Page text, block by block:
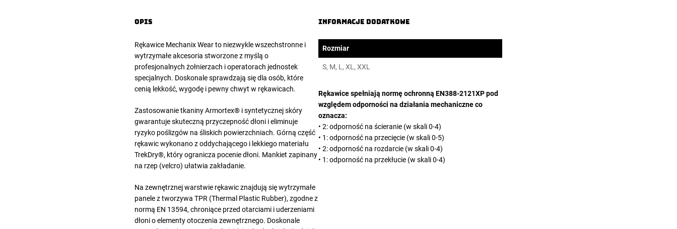
Opis
Rękawice Mechanix Wearto niezwykle wszechstronne i
wytrzymałe akcesoria stworzone z myślą o
profesjonalnych żołnierzach i operatorach jednostek
specjalnych. Doskonale sprawdzają się dla osób, które
cenią lekkość, wygodę i pewny chwyt w rękawicach.
Zastosowanie tkaniny Armortex® i syntetycznej skóry
gwarantuje skuteczną przyczepność dłoni i eliminuje
ryzyko poślizgów na śliskich powierzchniach. Górną część
rękawic wykonano z oddychającego i lekkiego materiału
TrekDry®, który ogranicza pocenie dłoni. Mankiet zapinany
na rzep (velcro) ułatwia zakładanie.
Na zewnętrznej warstwie rękawic znajdują się wytrzymałe
panele z tworzywa TPR (Thermal Plastic Rubber), zgodne z
normą EN 13594, chroniące przed otarciami i uderzeniami
dłoni o elementy otoczenia zewnętrznego. Doskonale
Informacje dodatkowe
Rozmiar
S, M, L, XL, XXL
Rękawice spełniają normę ochronną EN388-2121XP pod
względem odporności na działania mechaniczne co
oznacza:
• 2: odporność na ścieranie (w skali 0-4)
• 1: odporność na przecięcie (w skali 0-5)
• 2: odporność na rozdarcie (w skali 0-4)
• 1: odporność na przekłucie (w skali 0-4)